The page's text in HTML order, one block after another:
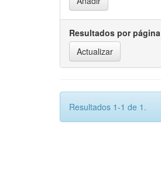
Resultados por página
Resultados 1-1 de 1.